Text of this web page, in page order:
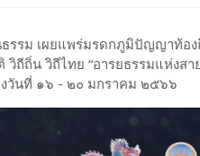
รรม เผยแพร่มรดกภูมิปัญญาท้อง
ถีถิ่น วิถีไทย “อารยธรรมแห่งส
งวันที่ ๑๖ - ๒๐ มกราคม ๒๕๖๖